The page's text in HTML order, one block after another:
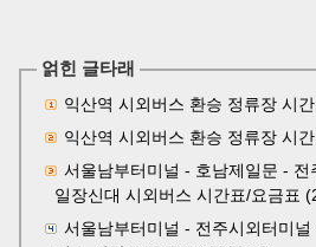
얽힌 글타래
익산역 시외버스 환승 정류장 시
익산역 시외버스 환승 정류장 시
서울남부터미널 - 호남제일문 -
일장신대 시외버스 시간표/요금표
서울남부터미널 - 전주시외터미